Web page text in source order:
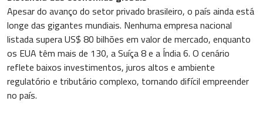
Apesar do avanço do setor privado brasileiro, o país ainda está
longe das gigantes mundiais. Nenhuma empresa nacional
listada supera US$ 80 bilhões em valor de mercado, enquanto
os EUA têm mais de 130, a Suíça 8 e a Índia 6. O cenário
reflete baixos investimentos, juros altos e ambiente
regulatório e tributário complexo, tornando difícil empreender
no país.